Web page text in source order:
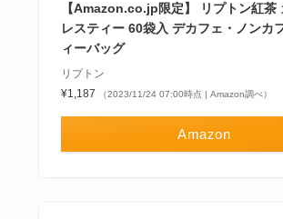
【Amazon.co.jp限定】 リプトン紅茶
レスティー 60袋入 デカフェ・ノンカ
ィーバッグ
リプトン
¥1,187
（2023/11/24 07:00時点 | Amazon調べ）
Amazon